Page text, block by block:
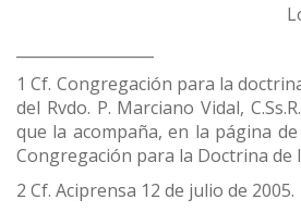
1 Cf. Congregación para la
del Rvdo. P. Marciano Vidal,
que la acompaña, en la página
Congregación para la Doctrina de
2 Cf. Aciprensa 12 de julio de 2005.